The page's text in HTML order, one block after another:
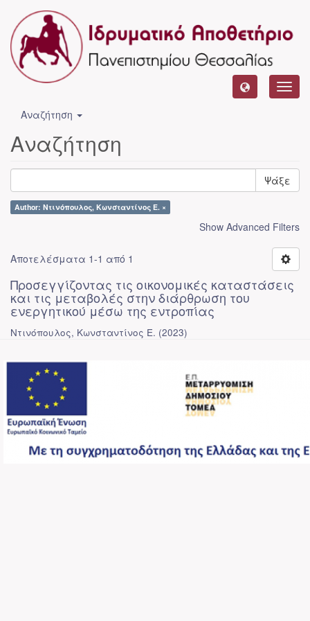
Αναζήτηση
Αναζήτηση
Ψάξε
Author: Ντινόπουλος, Κωνσταντίνος Ε. ×
Show Advanced Filters
Αποτελέσματα 1-1 από 1
Προσεγγίζοντας τις οικονομικές καταστάσεις
και τις μεταβολές στην διάρθρωση του
ενεργητικού μέσω της εντροπίας
Ντινόπουλος, Κωνσταντίνος Ε. (2023)